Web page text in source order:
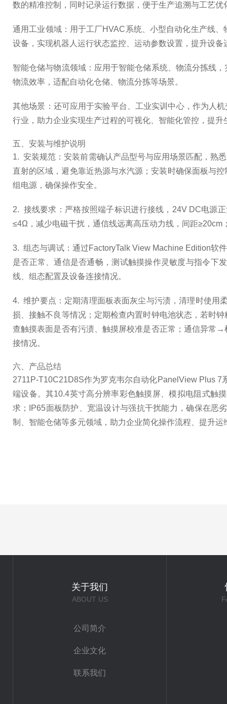
数的精准控制，同时记录运行数据，便于生产追溯与工艺
通用工业领域：用于工厂HVAC系统、小型自动化生产线
设备，实现机器人运行状态监控、运动参数设置，提升设备
智能仓储与物流领域：应用于智能仓储系统、物流分拣线
物流效率，适配自动化仓储、物流分拣等场景。
其他场景：还可应用于实验平台、工业实训中心，作为人
行业，助力企业实现生产过程的可视化、智能化管控，提升
五、安装与维护说明
1. 安装规范：安装前需确认产品型号与应用场景匹配，熟
直射的区域，避免靠近热源与水汽源；安装时确保面板与
组电源，确保操作安全。
2. 接线要求：严格按照端子标识进行接线，24V DC电源
≤4Ω，减少电磁干扰，通信线远离高压动力线，间距
3. 组态与调试：通过FactoryTalk View Machine Edition软
是否正常、通信是否通畅，测试触摸操作灵敏度与指令下
线、组态配置及设备连接情况。
4. 维护要点：定期清理面板表面灰尘与污渍，清理时使用
损、接触不良等情况；定期检查内置时钟电池状态，若时
查触摸表面是否有污渍、触摸屏校准是否正常；通信异常
接情况。
六、产品总结
2711P-T10C21D8S作为罗克韦尔自动化PanelView Plus 7
端设备。其10.4英寸高分辨率彩色触摸屏、模拟电阻式触
求；IP65面板防护、宽温设计与强抗干扰能力，确保在恶
制、智能仓储等多元领域，助力企业简化操作流程、提升
关于我们
ABOUT US
公司简介
企业文化
联系我们